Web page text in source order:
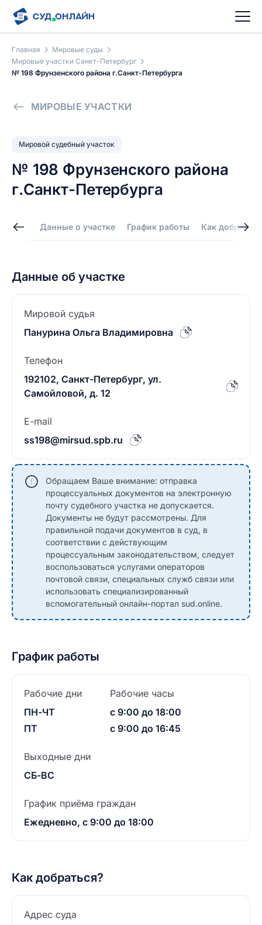
Главная
Мировые суды
Мировые участки Санкт-Петербург
№ 198 Фрунзенского района г.Санкт-Петербурга
МИРОВЫЕ УЧАСТКИ
Мировой судебный участок
№ 198 Фрунзенского района
г.Санкт-Петербурга
Данные о участке График работы Как добраться
Данные об участке
Мировой судья
Панурина Ольга Владимировна
Телефон
192102, Санкт-Петербург, ул.
Самойловой, д. 12
E-mail
ss198@mirsud.spb.ru
Обращаем Ваше внимание: отправка
процессуальных документов на электронную
почту судебного участка не допускается.
Документы не будут рассмотрены. Для
правильной подачи документов в суд, в
соответствии с действующим
процессуальным законодательством, следует
воспользоваться услугами операторов
почтовой связи, специальных служб связи или
использовать специализированный
вспомогательный онлайн-портал sud.online.
График работы
Рабочие дни
ПН-ЧТ
ПТ
Рабочие часы
с 9:00 до 18:00
с 9:00 до 16:45
Выходные дни
СБ-ВС
График приёма граждан
Ежедневно, с 9:00 до 18:00
Как добраться?
Адрес суда